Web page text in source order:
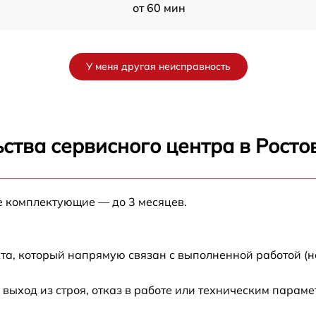
от 60 мин
от 60 мин
от 60 мин
от 60 мин
У меня другая неисправность
сервисного центра в
комплектующие — до 3 месяцев.
который напрямую связан с выполненной работой
из строя, отказ в работе или техническим